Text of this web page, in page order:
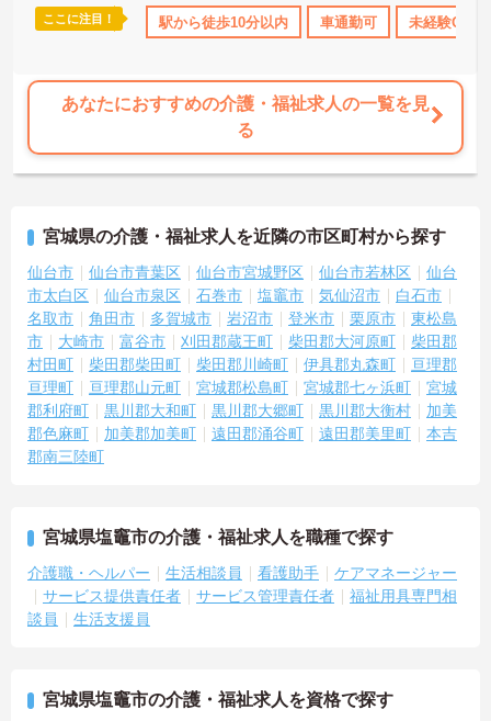
日110日以上 社会保険完備 交通費支給 退職金制度あり
ここに注目！ 駅から徒歩10分以内 車通勤可 未経験OK
あなたにおすすめの介護・福祉求人の一覧を見
る
宮城県の介護・福祉求人を近隣の市区町村から探す
仙台市 仙台市青葉区 仙台市宮城野区 仙台市若林区
仙台
市太白区
仙台市泉区 石巻市 塩竈市 気仙沼市
白石市
名取市
角田市 多賀城市 岩沼市 登米市 栗原市
東松島
市
大崎市 富谷市 刈田郡蔵王町 柴田郡大河原町
柴田郡
村田町
柴田郡柴田町 柴田郡川崎町 伊具郡丸森町
亘理郡
亘理町
亘理郡山元町 宮城郡松島町 宮城郡七ヶ浜町
宮城
郡利府町
黒川郡大和町 黒川郡大郷町 黒川郡大衡村
加美
郡色麻町
加美郡加美町 遠田郡涌谷町 遠田郡美里町
本吉
郡南三陸町
宮城県塩竈市の介護・福祉求人を職種で探す
介護職・ヘルパー 生活相談員 看護助手
ケアマネージャー
サービス提供責任者
サービス管理責任者
福祉用具専門相
談員
生活支援員
宮城県塩竈市の介護・福祉求人を資格で探す